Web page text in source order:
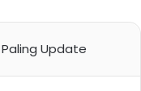
Paling Update